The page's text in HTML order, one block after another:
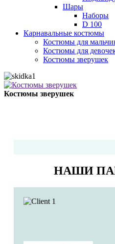
Шары
Наборы
D 100
Карнавальные костюмы
Костюмы для
Костюмы для
Костюмы зверушек
Костюмы зверушек
НАШИ